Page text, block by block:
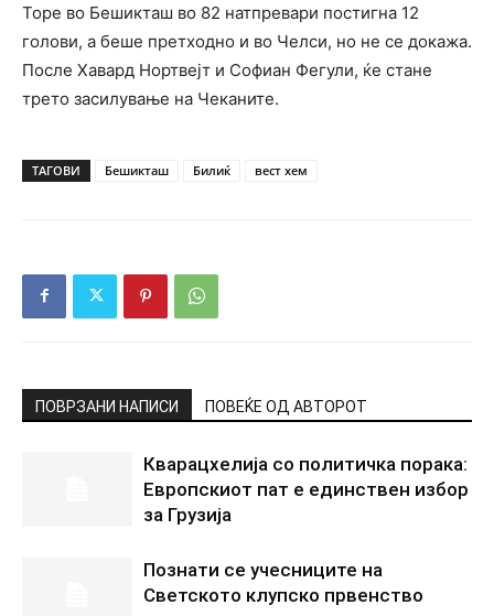
Торе во Бешикташ во 82 натпревари постигна 12
голови, а беше претходно и во Челси, но не се докажа.
После Хавард Нортвејт и Софиан Фегули, ќе стане
трето засилување на Чеканите.
ТАГОВИ Бешикташ Билиќ вест хем
ПОВРЗАНИ НАПИСИ ПОВЕЌЕ ОД АВТОРОТ
Кварацхелија со политичка порака:
Европскиот пат е единствен избор
за Грузија
Познати се учесниците на
Светското клупско првенство